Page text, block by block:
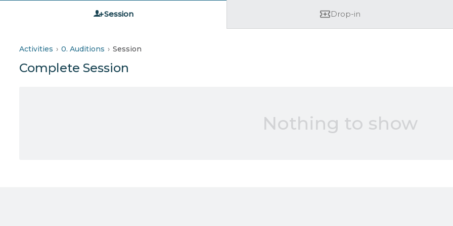
Session Drop-in
Activities 0. Auditions Session
Complete Session
Nothing to show